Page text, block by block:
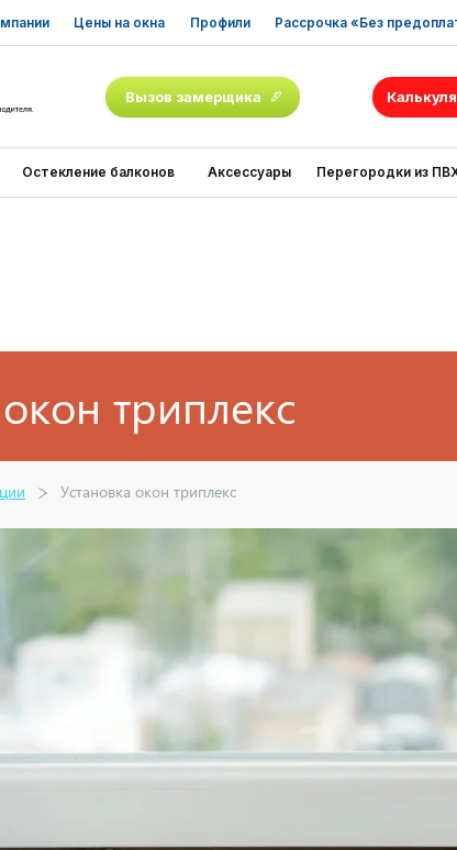
Цены на окна Профили Рассрочка «Без
Вызов замерщика
Остекление балконов Аксессуары Перегородки из
триплекс
Установка окон триплекс